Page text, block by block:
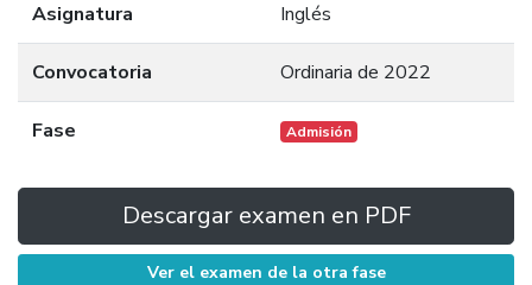
Asignatura Inglés
Convocatoria Ordinaria de 2022
Fase Admisión
Descargar examen en PDF
Ver el examen de la otra fase